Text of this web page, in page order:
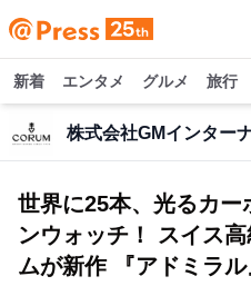
新着 エンタメ グルメ 旅行
株式会社GMインター
世界に25本、光るカー
ンウォッチ！ スイス
ムが新作 『アドミラ